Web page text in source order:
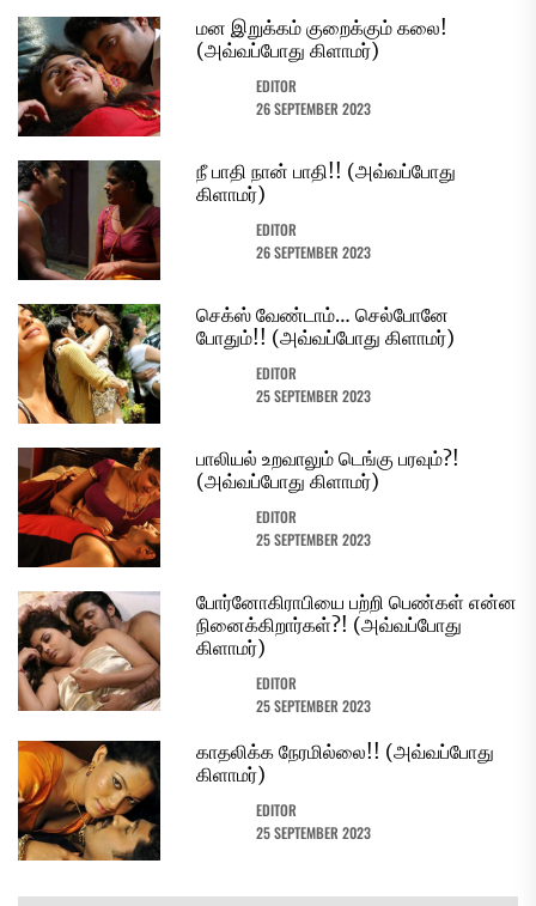
மன இறுக்கம் குறைக்கும் கலை!
(அவ்வப்போது கிளாமர்)
EDITOR
26 SEPTEMBER 2023
நீ பாதி நான் பாதி!! (அவ்வப்போது
கிளாமர்)
EDITOR
26 SEPTEMBER 2023
செக்ஸ் வேண்டாம்… செல்போனே
போதும்!! (அவ்வப்போது கிளாமர்)
EDITOR
25 SEPTEMBER 2023
பாலியல் உறவாலும் டெங்கு பரவும்?!
(அவ்வப்போது கிளாமர்)
EDITOR
25 SEPTEMBER 2023
போர்னோகிராபியை பற்றி பெண்கள் என்ன
நினைக்கிறார்கள்?! (அவ்வப்போது
கிளாமர்)
EDITOR
25 SEPTEMBER 2023
காதலிக்க நேரமில்லை!! (அவ்வப்போது
கிளாமர்)
EDITOR
25 SEPTEMBER 2023